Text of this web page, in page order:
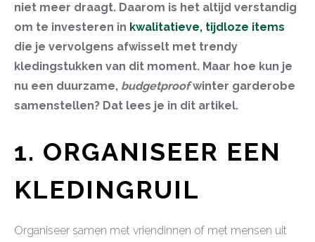
niet meer draagt. Daarom is het altijd verstandig
om te investeren in kwalitatieve, tijdloze items
die je vervolgens afwisselt met trendy
kledingstukken van dit moment. Maar hoe kun je
nu een duurzame, budgetproofwinter garderobe
samenstellen? Dat lees je in dit artikel.
1. ORGANISEER EEN
KLEDINGRUIL
Organiseer samen met vriendinnen of met mensen uit